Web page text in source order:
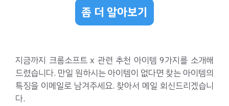
좀 더 알아보기
지금까지 크롬소프트 x 관련 추천 아이템 9가지를 소개해
드렸습니다. 만일 원하시는 아이템이 없다면 찾는 아이템의
특징을 이메일로 남겨주세요. 찾아서 메일 회신드리겠습니
다.